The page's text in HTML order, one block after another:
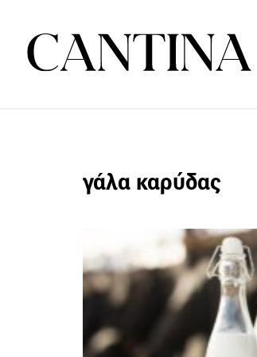
γάλα καρύδας